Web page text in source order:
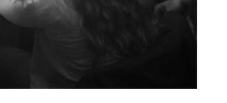
Norte ganha contornos complexos com a
chegada de uma mochileira que desestabiliza
quando o grupo passa a ser perseguido por